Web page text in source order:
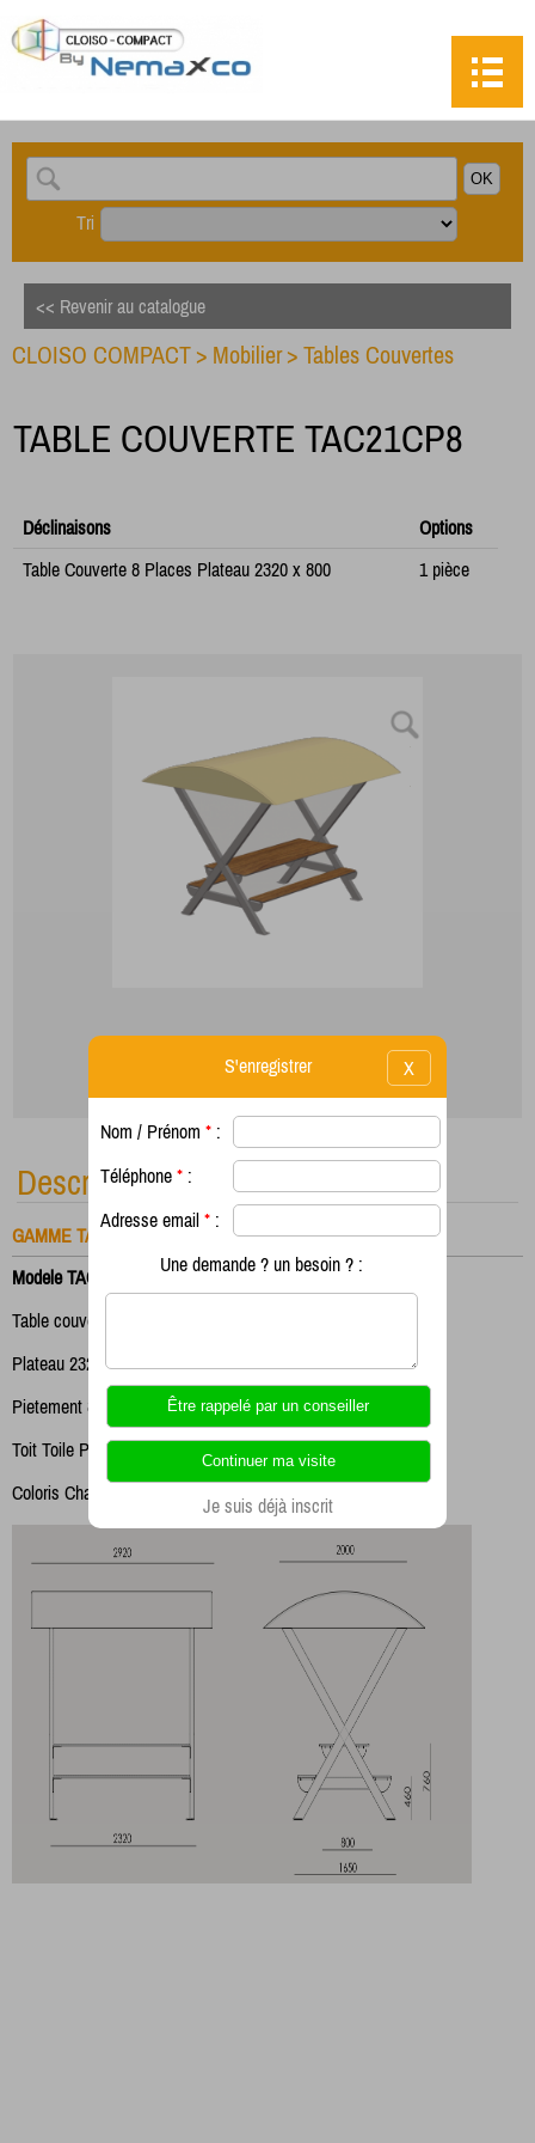
Tri
<< Revenir au catalogue
CLOISO COMPACT > Mobilier > Tables Couvertes
TABLE COUVERTE TAC21CP8
Déclinaisons
Options
Table Couverte 8 Places Plateau 2320 x 800
1 pièce
Description
GAMME TABLE COUVERTE
Modele TAC21
Table couverte 8 Places
Plateau 2320 x 800
Pietement 80 x 40
Toit Toile PVC type Ferrari 502
Coloris Champagne
X
S'enregistrer
Nom / Prénom * :
Téléphone * :
Adresse email * :
Une demande ? un besoin ? :
Je suis déjà inscrit